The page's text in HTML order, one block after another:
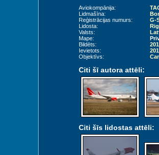
Aviokompānija:
Lidmašīna:
Reģistrācijas numurs:
G-
Lidosta:
Valsts:
Mape:
Bildēts:
Ievietots:
Objektīvs:
Citi šī autora attēli:
Citi šīs lidostas attēli: